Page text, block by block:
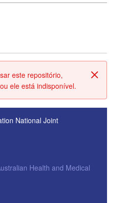
este repositório,
ele está indisponível.
National Joint
Health and Medical